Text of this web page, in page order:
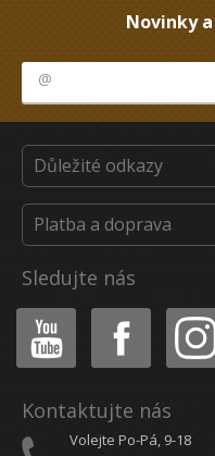
Novinky
Důležité odkazy
Platba a doprava
Sledujte nás
Youtube Facebook
Kontaktujte nás
Volejte Po-Pá, 9-18